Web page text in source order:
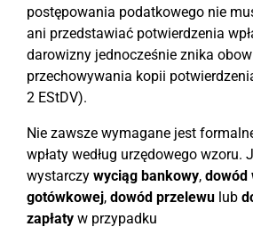
postępowania podatkowego nie
ani przedstawiać potwierdzenia
darowizny jednocześnie znika
przechowywania kopii
2 EStDV).
Nie zawsze wymagane jest
wpłaty według urzędowego wzoru.
wystarczy wyciąg bankowy, dowód
gotówkowej, dowód przelewu lub
zapłaty w przypadku